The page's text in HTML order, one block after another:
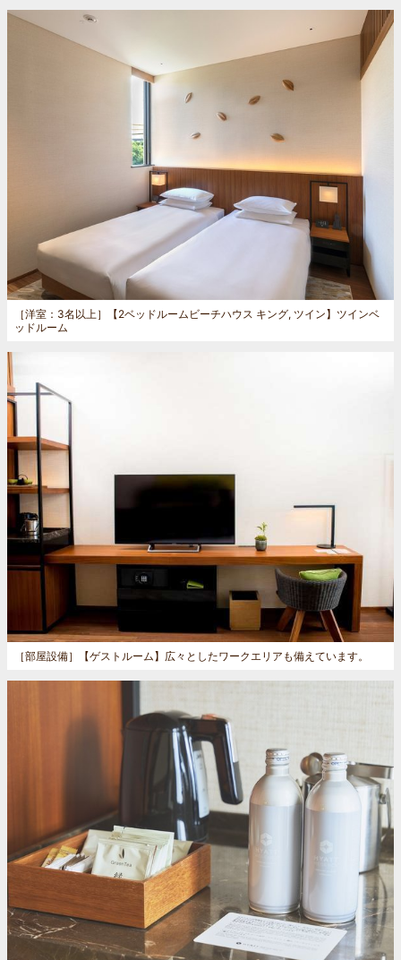
［洋室：3名以上］
【2ベッドルームビーチハウス キング, ツイン】ツインベ
ッドルーム
［部屋設備］ 【ゲストルーム】広々としたワークエリアも備えています。